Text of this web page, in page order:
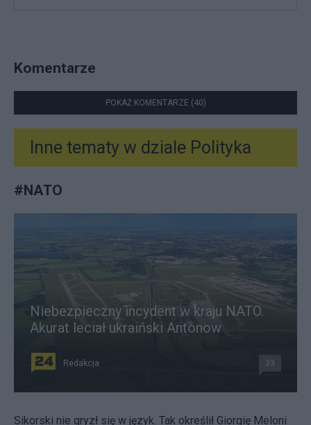
Komentarze
POKAŻ KOMENTARZE (40)
Inne tematy w dziale Polityka
#NATO
Niebezpieczny incydent w kraju NATO.
Akurat leciał ukraiński Antonow
Redakcja 33
Sikorski nie gryzł się w język. Tak określił Giorgię Meloni